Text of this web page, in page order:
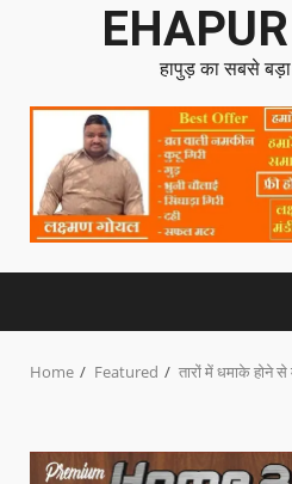
हापुड़ का सबसे
Home Featured तारों में धमाके होने